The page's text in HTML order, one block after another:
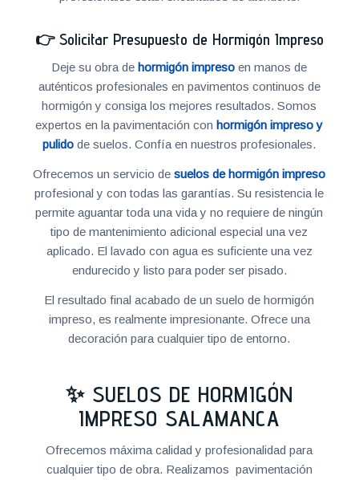
👉 Solicitar Presupuesto de Hormigón Impreso
Deje su obra dehormigón impreso en manos de
auténticos profesionales en pavimentos continuos de
hormigón y consiga los mejores resultados. Somos
expertos en la pavimentación conhormigón impreso y
pulido de suelos. Confía en nuestros profesionales.
Ofrecemos un servicio desuelos de hormigón impreso
profesional y con todas las garantías. Su resistencia le
permite aguantar toda una vida y no requiere de ningún
tipo de mantenimiento adicional especial una vez
aplicado. El lavado con agua es suficiente una vez
endurecido y listo para poder ser pisado.
El resultado final acabado de un suelo de hormigón
impreso, es realmente impresionante. Ofrece una
decoración para cualquier tipo de entorno.
✨ SUELOS DE HORMIGÓN
IMPRESO SALAMANCA
Ofrecemos máxima calidad y profesionalidad para
cualquier tipo de obra. Realizamos pavimentación